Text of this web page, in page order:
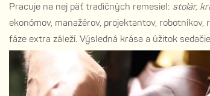
Pracuje na nej päť tradičných remesiel: stolár,
ekonómov, manažérov, projektantov,
fáze extra záleží. Výsledná krása a úžitok